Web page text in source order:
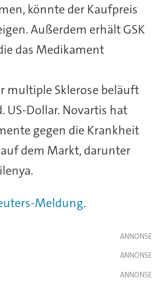
könnte der Kaufpreis
Außerdem erhält GSK
das Medikament
multiple Sklerose beläuft
US-Dollar. Novartis hat
gegen die Krankheit
dem Markt, darunter
Meldung.